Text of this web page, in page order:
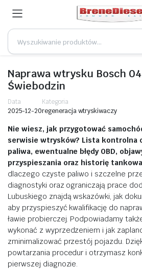
Naprawa wtrysku Bosch
Świebodzin
Data
2025-12-20
Kategoria
regeneracja wtryskiwaczy
Nie wiesz, jak przygotować
serwisie wtrysków? Lista kontrolna
paliwa, ewentualne błędy OBD,
przyspieszania oraz historię
dlaczego czyste paliwo i szczelne
diagnostyki oraz ograniczają prace
Lubuskiego znajdą wskazówki, jak
aby przyspieszyć kwalifikację do
ławie probierczej. Podpowiadamy
wykonać z wyprzedzeniem i jak
zminimalizować przestój pojazdu.
powtarzania procedur i otrzymasz
pierwszej diagnozie.